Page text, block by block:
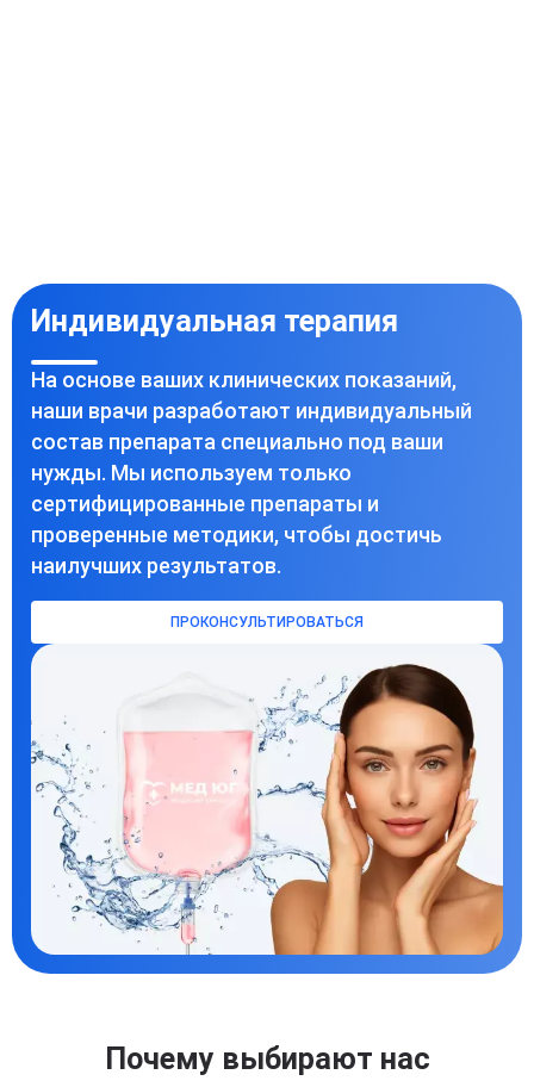
Индивидуальная терапия
На основе ваших клинических показаний,
наши врачи разработают индивидуальный
состав препарата специально под ваши
нужды. Мы используем только
сертифицированные препараты и
проверенные методики, чтобы достичь
наилучших результатов.
ПРОКОНСУЛЬТИРОВАТЬСЯ
Почему выбирают нас